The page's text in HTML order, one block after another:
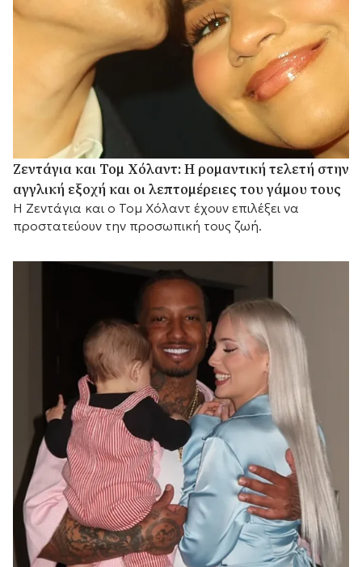
Ζεντάγια και Τομ Χόλαντ: Η ρομαντική τελετή στην
αγγλική εξοχή και οι λεπτομέρειες του γάμου τους
Η Ζεντάγια και ο Τομ Χόλαντ έχουν επιλέξει να
προστατεύουν την προσωπική τους ζωή.